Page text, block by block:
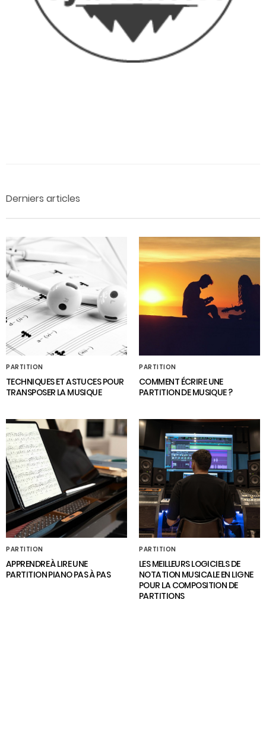
Derniers articles
PARTITION
TECHNIQUES ET ASTUCES POUR
TRANSPOSER LA MUSIQUE
PARTITION
COMMENT ÉCRIRE UNE
PARTITION DE MUSIQUE ?
PARTITION
APPRENDRE À LIRE UNE
PARTITION PIANO PAS À PAS
PARTITION
LES MEILLEURS LOGICIELS DE
NOTATION MUSICALE EN LIGNE
POUR LA COMPOSITION DE
PARTITIONS